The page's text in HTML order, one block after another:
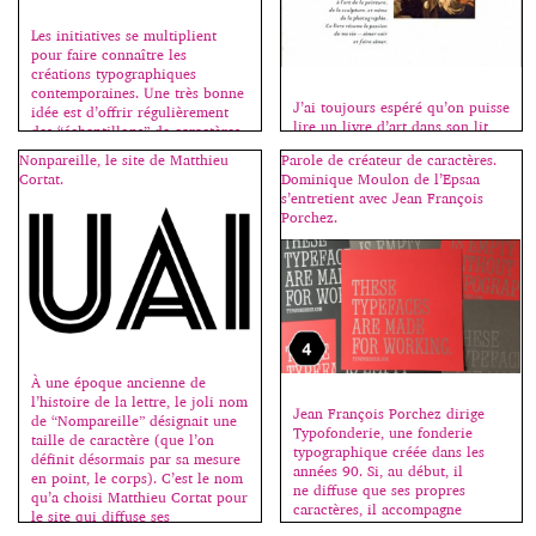
Les initiatives se multiplient
pour faire connaître les
créations typographiques
contemporaines. Une très bonne
idée est d’offrir régulièrement
des “échantillons” de caractères
récents, permettant ainsi de les
tester et d’acheter les fontes
complémentaires si affinités.
Aujourd’hui MyFonts offre 4
variantes du Rational de Rene
Bieder (2016). Il s’agit de la
déclinaison monospace de cette
néo-grotesque qui conserve ses
doubles “a”, […]
J’ai toujours espéré qu’on puisse
lire un livre d’art dans son lit,
d’où le format choisi pour celui-
ci, suffisamment petit pour qu’il
soit maniable comme un roman
et suffisamment grand pour qu’il
réponde aux attentes du “beau-
livre”. Il est composé d’articles
qui furent plus souvent plus
longs à mettre en page qu’à
écrire car j’essayais […]
Nonpareille, le site de Matthieu
Cortat.
À une époque ancienne de
l’histoire de la lettre, le joli nom
de “Nompareille” désignait une
taille de caractère (que l’on
définit désormais par sa mesure
en point, le corps). C’est le nom
qu’a choisi Matthieu Cortat pour
le site qui diffuse ses
Parole de créateur de caractères.
Dominique Moulon de l’Epsaa
s’entretient avec Jean François
Porchez.
Jean François Porchez dirige
Typofonderie, une fonderie
typographique créée dans les
années 90. Si, au début, il
ne diffuse que ses propres
caractères, il accompagne
maintenant d’autres créateurs